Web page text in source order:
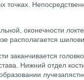
точках.
оконечности
располагается
заканчивается
Нижний отдел